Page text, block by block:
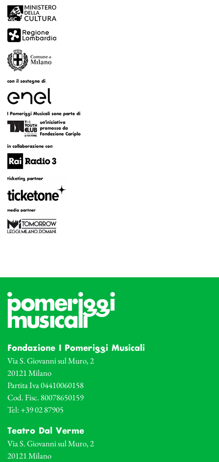
Fondazione I Pomeriggi Musicali
Via S. Giovanni sul Muro, 2
20121 Milano
Partita Iva 04410060158
Cod. Fisc. 80078650159
Tel: +39 02 87905
Teatro Dal Verme
Via S. Giovanni sul Muro, 2
20121 Milano